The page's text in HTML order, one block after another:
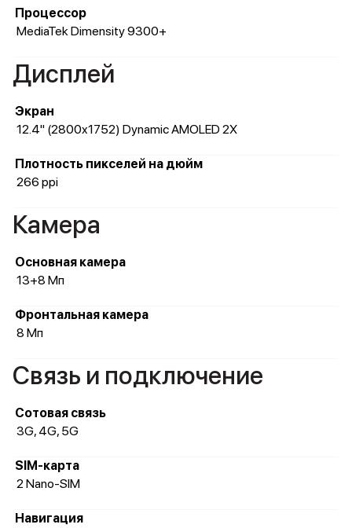
Процессор
MediaTek Dimensity 9300+
Дисплей
Экран
12.4" (2800x1752) Dynamic AMOLED 2X
Плотность пикселей на дюйм
266 ppi
Камера
Основная камера
13+8 Мп
Фронтальная камера
8 Мп
Связь и подключение
Сотовая связь
3G, 4G, 5G
SIM-карта
2 Nano-SIM
Навигация